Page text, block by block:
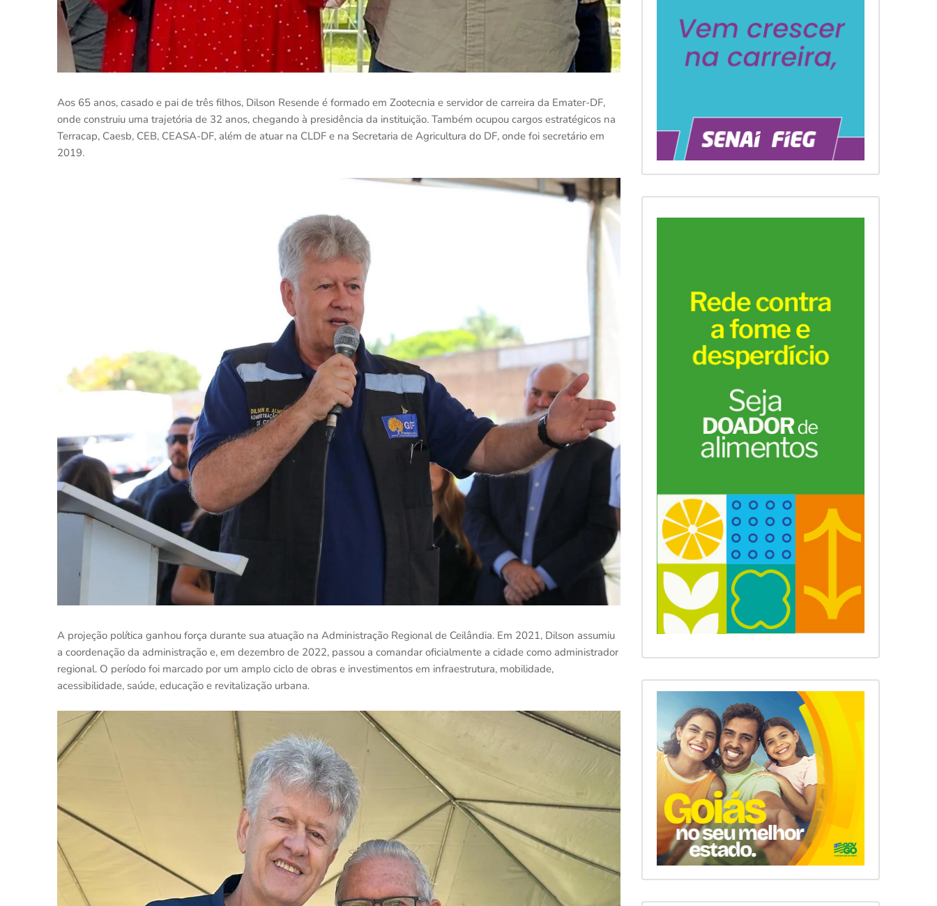
Aos 65 anos, casado e pai de três filhos, Dilson Resende é formado em Zootecnia e servidor de carreira da Emater-DF,
onde construiu uma trajetória de 32 anos, chegando à presidência da instituição. Também ocupou cargos estratégicos na
Terracap, Caesb, CEB, CEASA-DF, além de atuar na CLDF e na Secretaria de Agricultura do DF, onde foi secretário em
2019.
A projeção política ganhou força durante sua atuação na Administração Regional de Ceilândia. Em 2021, Dilson assumiu
a coordenação da administração e, em dezembro de 2022, passou a comandar oficialmente a cidade como administrador
regional. O período foi marcado por um amplo ciclo de obras e investimentos em infraestrutura, mobilidade,
acessibilidade, saúde, educação e revitalização urbana.